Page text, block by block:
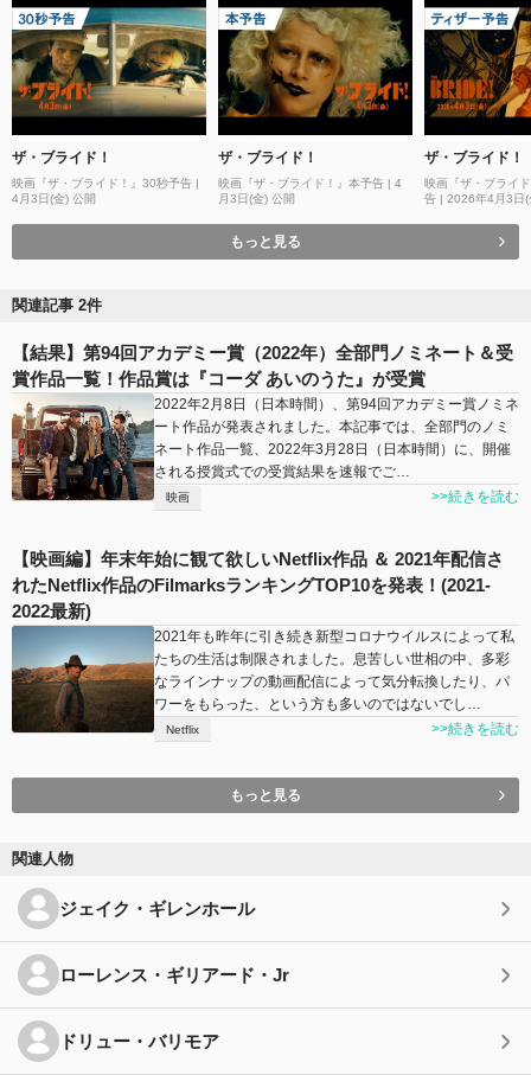
ザ・ブライド！
映画『ザ・ブライド！』30秒予告 |
4月3日(金) 公開
ザ・ブライド！
映画『ザ・ブライド！』本予告 | 4
月3日(金) 公開
ザ・ブライド！
映画『ザ・ブライ
告 | 2026年4月3日(
もっと見る
関連記事 2件
【結果】第94回アカデミー賞（2022年）全部門ノミネート＆受
賞作品一覧！作品賞は『コーダ あいのうた』が受賞
2022年2月8日（日本時間）、第94回アカデミー賞ノミネ
ート作品が発表されました。本記事では、全部門のノミ
ネート作品一覧、2022年3月28日（日本時間）に、開催
される授賞式での受賞結果を速報でご…
映画 >>続きを読む
【映画編】年末年始に観て欲しいNetflix作品 ＆ 2021年配信さ
れたNetflix作品のFilmarksランキングTOP10を発表！(2021-
2022最新)
2021年も昨年に引き続き新型コロナウイルスによって私
たちの生活は制限されました。息苦しい世相の中、多彩
なラインナップの動画配信によって気分転換したり、パ
ワーをもらった、という方も多いのではないでし…
Netflix >>続きを読む
もっと見る
関連人物
ジェイク・ギレンホール
ローレンス・ギリアード・Jr
ドリュー・バリモア